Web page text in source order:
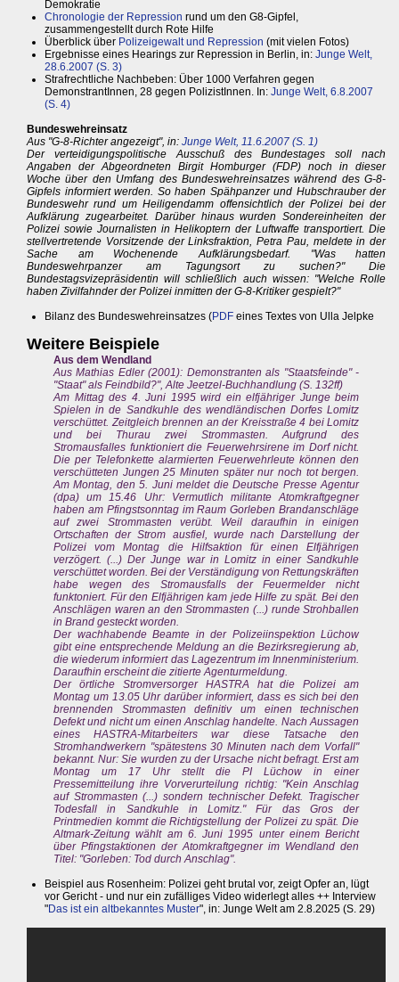
Demokratie
Chronologie der Repression rund um den G8-Gipfel,
zusammengestellt durch Rote Hilfe
Überblick über Polizeigewalt und Repression (mit vielen Fotos)
Ergebnisse eines Hearings zur Repression in Berlin, in: Junge Welt,
28.6.2007 (S. 3)
Strafrechtliche Nachbeben: Über 1000 Verfahren gegen
DemonstrantInnen, 28 gegen PolizistInnen. In: Junge Welt, 6.8.2007
(S. 4)
Bundeswehreinsatz
Aus "G-8-Richter angezeigt", in: Junge Welt, 11.6.2007 (S. 1)
Der verteidigungspolitische Ausschuß des Bundestages soll nach
Angaben der Abgeordneten Birgit Homburger (FDP) noch in dieser
Woche über den Umfang des Bundeswehreinsatzes während des G-8-
Gipfels informiert werden. So haben Spähpanzer und Hubschrauber der
Bundeswehr rund um Heiligendamm offensichtlich der Polizei bei der
Aufklärung zugearbeitet. Darüber hinaus wurden Sondereinheiten der
Polizei sowie Journalisten in Helikoptern der Luftwaffe transportiert. Die
stellvertretende Vorsitzende der Linksfraktion, Petra Pau, meldete in der
Sache am Wochenende Aufklärungsbedarf. "Was hatten
Bundeswehrpanzer am Tagungsort zu suchen?" Die
Bundestagsvizepräsidentin will schließlich auch wissen: "Welche Rolle
haben Zivilfahnder der Polizei inmitten der G-8-Kritiker gespielt?"
Bilanz des Bundeswehreinsatzes (PDF eines Textes von Ulla Jelpke
Weitere Beispiele
Aus dem Wendland
Aus Mathias Edler (2001): Demonstranten als "Staatsfeinde" -
"Staat" als Feindbild?", Alte Jeetzel-Buchhandlung (S. 132ff)
Am Mittag des 4. Juni 1995 wird ein elfjähriger Junge beim
Spielen in de Sandkuhle des wendländischen Dorfes Lomitz
verschüttet. Zeitgleich brennen an der Kreisstraße 4 bei Lomitz
und bei Thurau zwei Strommasten. Aufgrund des
Stromausfalles funktioniert die Feuerwehrsirene im Dorf nicht.
Die per Telefonkette alarmierten Feuerwehrleute können den
verschütteten Jungen 25 Minuten später nur noch tot bergen.
Am Montag, den 5. Juni meldet die Deutsche Presse Agentur
(dpa) um 15.46 Uhr: Vermutlich militante Atomkraftgegner
haben am Pfingstsonntag im Raum Gorleben Brandanschläge
auf zwei Strommasten verübt. Weil daraufhin in einigen
Ortschaften der Strom ausfiel, wurde nach Darstellung der
Polizei vom Montag die Hilfsaktion für einen Elfjährigen
verzögert. (...) Der Junge war in Lomitz in einer Sandkuhle
verschüttet worden. Bei der Verständigung von Rettungskräften
habe wegen des Stromausfalls der Feuermelder nicht
funktoniert. Für den Elfjährigen kam jede Hilfe zu spät. Bei den
Anschlägen waren an den Strommasten (...) runde Strohballen
in Brand gesteckt worden.
Der wachhabende Beamte in der Polizeiinspektion Lüchow
gibt eine entsprechende Meldung an die Bezirksregierung ab,
die wiederum informiert das Lagezentrum im Innenministerium.
Daraufhin erscheint die zitierte Agenturmeldung.
Der örtliche Stromversorger HASTRA hat die Polizei am
Montag um 13.05 Uhr darüber informiert, dass es sich bei den
brennenden Strommasten definitiv um einen technischen
Defekt und nicht um einen Anschlag handelte. Nach Aussagen
eines HASTRA-Mitarbeiters war diese Tatsache den
Stromhandwerkern "spätestens 30 Minuten nach dem Vorfall"
bekannt. Nur: Sie wurden zu der Ursache nicht befragt. Erst am
Montag um 17 Uhr stellt die PI Lüchow in einer
Pressemitteilung ihre Vorverurteilung richtig: "Kein Anschlag
auf Strommasten (...) sondern technischer Defekt. Tragischer
Todesfall in Sandkuhle in Lomitz." Für das Gros der
Printmedien kommt die Richtigstellung der Polizei zu spät. Die
Altmark-Zeitung wählt am 6. Juni 1995 unter einem Bericht
über Pfingstaktionen der Atomkraftgegner im Wendland den
Titel: "Gorleben: Tod durch Anschlag".
Beispiel aus Rosenheim: Polizei geht brutal vor, zeigt Opfer an, lügt
vor Gericht - und nur ein zufälliges Video widerlegt alles ++ Interview
"Das ist ein altbekanntes Muster", in: Junge Welt am 2.8.2025 (S. 29)